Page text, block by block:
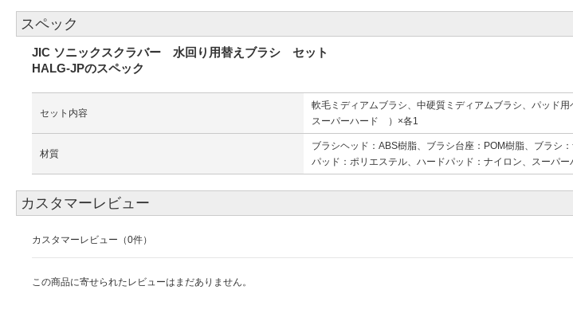
スペック
JIC ソニックスクラバー 水回り用替えブラシ セット
HALG-JPのスペック
セット内容
軟毛ミディアムブラシ、中硬質ミディアムブラシ、パッド
スーパーハード ）×各1
材質
ブラシヘッド：ABS樹脂、ブラシ台座：POM樹脂、ブラシ
パッド：ポリエステル、ハードパッド：ナイロン、スーパ
カスタマーレビュー
カスタマーレビュー（0件）
この商品に寄せられたレビューはまだありません。